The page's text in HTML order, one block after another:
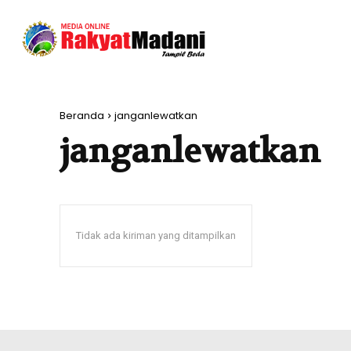
Beranda janganlewatkan
janganlewatkan
Tidak ada kiriman yang ditampilkan